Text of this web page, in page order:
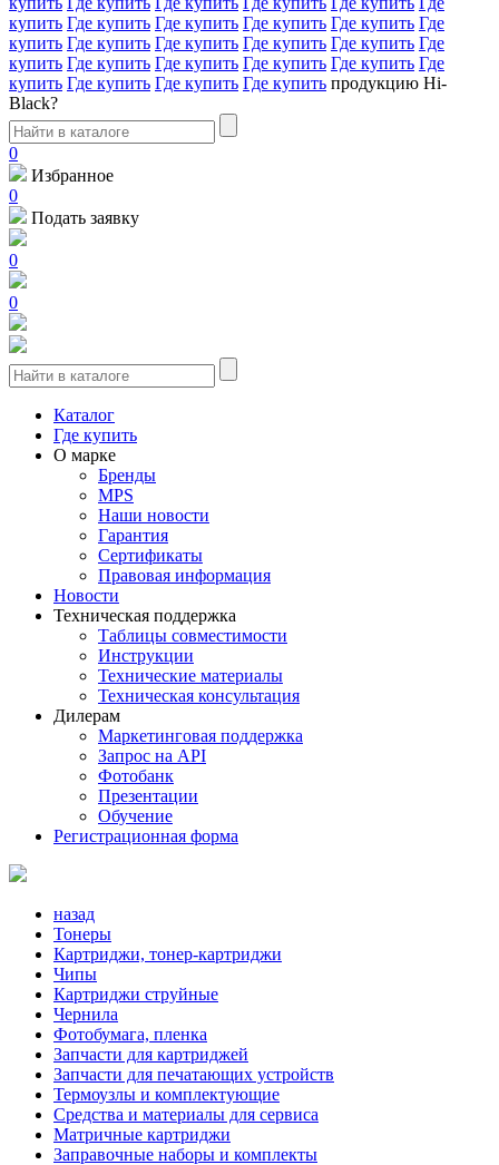
купить Где купить Где купить Где купить Где купить Где
купить Где купить Где купить Где купить Где купить Где
купить Где купить Где купить Где купить Где купить Где
купить Где купить Где купить Где купить продукцию Hi-
Black?
0
Избранное
0
Подать заявку
0
0
Каталог
Где купить
О марке
Бренды
MPS
Наши новости
Гарантия
Сертификаты
Правовая информация
Новости
Техническая поддержка
Таблицы совместимости
Инструкции
Технические материалы
Техническая консультация
Дилерам
Маркетинговая поддержка
Запрос на API
Фотобанк
Презентации
Обучение
Регистрационная форма
назад
Тонеры
Картриджи, тонер-картриджи
Чипы
Картриджи струйные
Чернила
Фотобумага, пленка
Запчасти для картриджей
Запчасти для печатающих устройств
Термоузлы и комплектующие
Средства и материалы для сервиса
Матричные картриджи
Заправочные наборы и комплекты